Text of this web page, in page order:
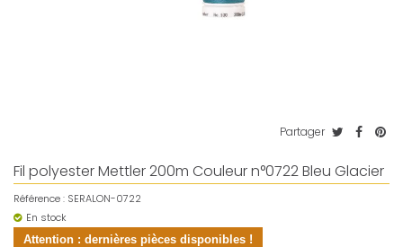
Partager
Fil polyester Mettler 200m Couleur n°0722 Bleu Glacier
Référence : SERALON-0722
En stock
Attention : dernières pièces disponibles !